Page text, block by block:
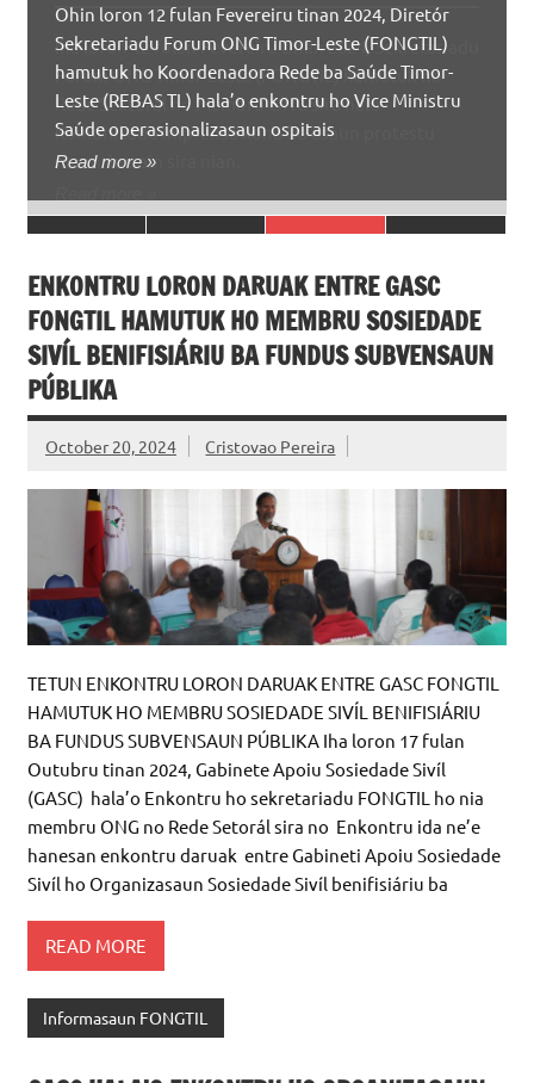
ORGANIZA HUSI ASOSIASAUN HAK.
Diskusaun ne’e hala’o iha Salaun Apuramentu
Comissão Nacionál Eleições (CNE) Caicoli, Díli ho
objetivu atu partilla fila-fali Deskobrementu sira
ne’ebé HAK halo lihusi monitorizasaun baiha
Iha loron 12 fulan Fevereiru tinan 2024, Sekretariadu
Forum ONG Timor-Leste (FONGTIL) hamutuk ho
Rede Sektorál no Membru ONG sira halo
Komunikadu Imprensa kona-ba asaun protestu
manorin nain sira nian.
Ohin loron 12 fulan Fevereiru tinan 2024, Diretór
Sekretariadu Forum ONG Timor-Leste (FONGTIL)
hamutuk ho Koordenadora Rede ba Saúde Timor-
Leste (REBAS TL) hala’o enkontru ho Vice Ministru
Saúde operasionalizasaun ospitais
Read more »
Ohin loron 09 fulan Fevereiru tinan 2024,
Sekretariadu Forum ONG Timor-Leste (FONGTIL)
partisipa enkontru ne’ebé organiza husi INDDICA I,P
kona-ba Dezenvolvimentu Labarik Idade Infansia
Nasionál (DLII) (Sigla Ingles ECD). Enkontru
ENKONTRU LORON DARUAK ENTRE GASC
FONGTIL HAMUTUK HO MEMBRU SOSIEDADE
SIVÍL BENIFISIÁRIU BA FUNDUS SUBVENSAUN
PÚBLIKA
October 20, 2024 Cristovao Pereira
TETUN ENKONTRU LORON DARUAK ENTRE GASC FONGTIL
HAMUTUK HO MEMBRU SOSIEDADE SIVÍL BENIFISIÁRIU
BA FUNDUS SUBVENSAUN PÚBLIKA Iha loron 17 fulan
Outubru tinan 2024, Gabinete Apoiu Sosiedade Sivíl
(GASC) hala’o Enkontru ho sekretariadu FONGTIL ho nia
membru ONG no Rede Setorál sira no Enkontru ida ne’e
READ MORE